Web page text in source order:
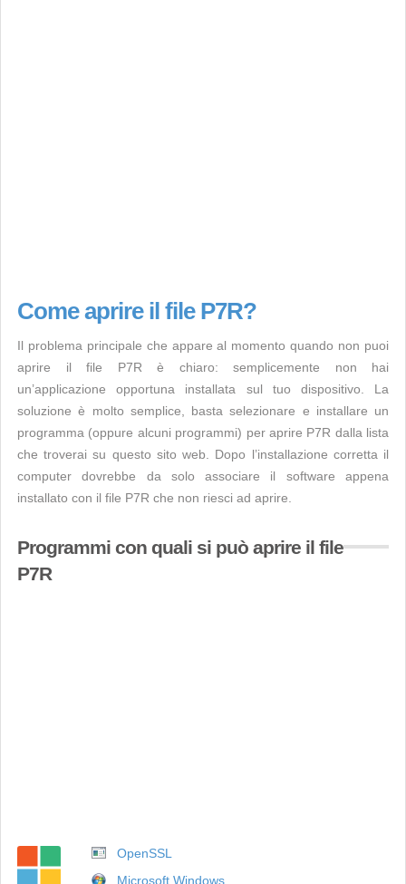
Come aprire il file P7R?
Il problema principale che appare al momento quando non puoi
aprire il file P7R è chiaro: semplicemente non hai
un’applicazione opportuna installata sul tuo dispositivo. La
soluzione è molto semplice, basta selezionare e installare un
programma (oppure alcuni programmi) per aprire P7R dalla lista
che troverai su questo sito web. Dopo l’installazione corretta il
computer dovrebbe da solo associare il software appena
installato con il file P7R che non riesci ad aprire.
Programmi con quali si può aprire il file
P7R
OpenSSL
Microsoft Windows